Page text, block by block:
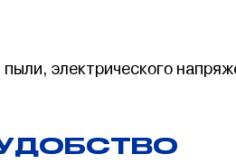
электрического